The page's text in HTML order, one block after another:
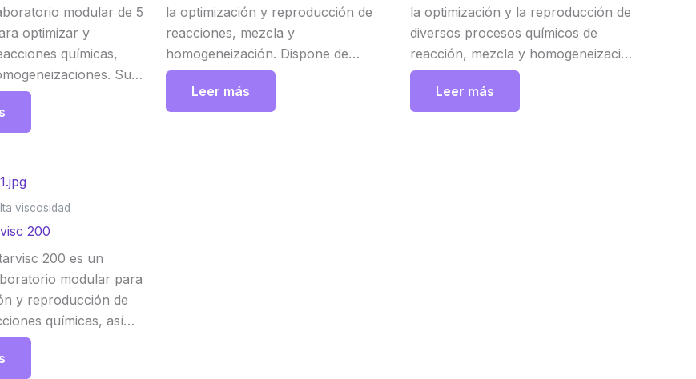
modular de 5
optimizar y
químicas,
Su
una transferencia
motor y, además,
de rotación, lo que
la optimización y reproducción de
reacciones, mezcla y
homogeneización. Dispone de
alojamientos de eje de agitación para
transmitir alto torque de manera
segura y conexiones en la tapa para
Leer más
la optimización y la reproducción de
diversos procesos químicos de
reacción, mezcla y homogeneización
a escala de laboratorio.
El sistema se caracteriza ante todo
por los alojamientos del eje de
Leer más
viscosidad
200
200 es un
modular para
y reproducción de
químicas, así
de mezclado y
a escala de